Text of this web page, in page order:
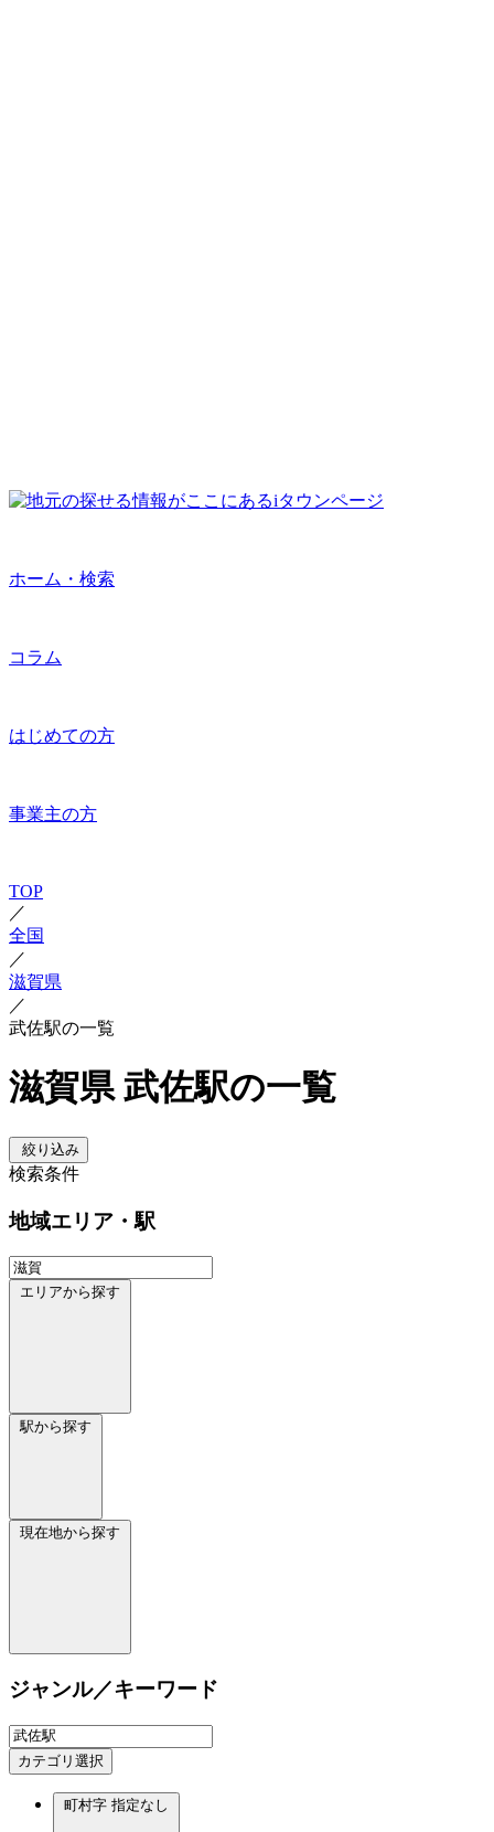
ホーム・検索
コラム
はじめての方
事業主の方
TOP
／
全国
／
滋賀県
／
武佐駅の一覧
滋賀県 武佐駅の一覧
絞り込み
検索条件
地域エリア・駅
エリアから探す
駅から探す
現在地から探す
ジャンル／キーワード
カテゴリ選択
町村字 指定なし